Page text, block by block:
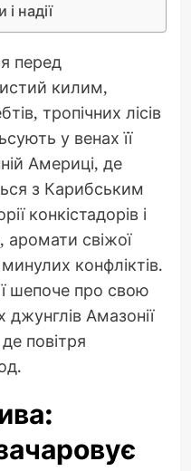
надії
перед
килим,
тропічних лісів
у венах її
Америці, де
з Карибським
конкістадорів і
аромати свіжої
конфліктів.
шепоче про свою
джунглів Амазонії
повітря